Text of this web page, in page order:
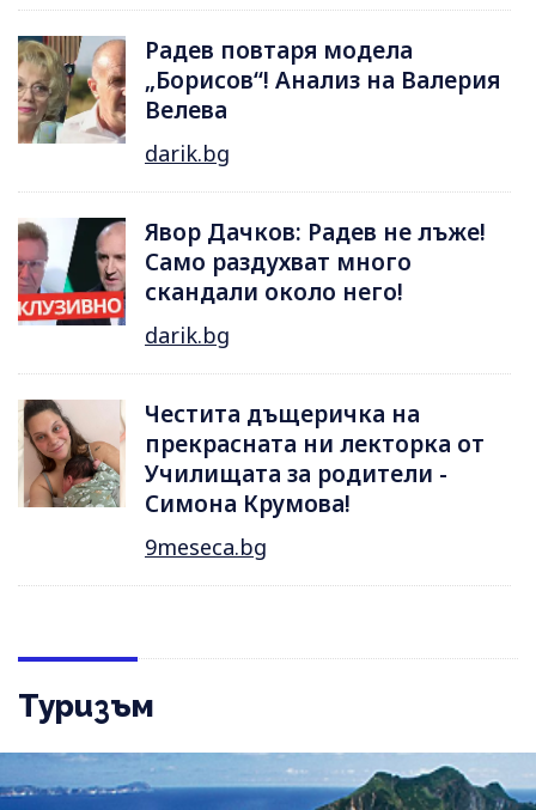
Радев повтаря модела
„Борисов“! Анализ на Валерия
Велева
darik.bg
Явор Дачков: Радев не лъже!
Само раздухват много
скандали около него!
darik.bg
Честита дъщеричка на
прекрасната ни лекторка от
Училищата за родители -
Симона Крумова!
9meseca.bg
Туризъм